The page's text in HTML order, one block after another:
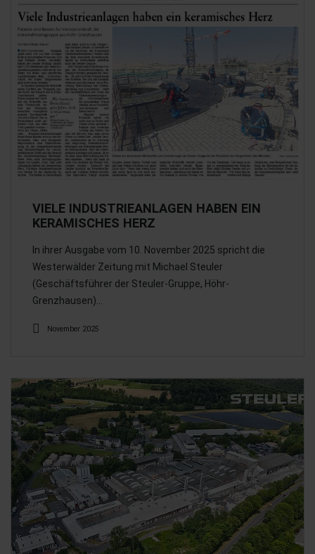
VIELE INDUSTRIEANLAGEN HABEN EIN
KERAMISCHES HERZ
In ihrer Ausgabe vom 10. November 2025 spricht die
Westerwälder Zeitung mit Michael Steuler
(Geschäftsführer der Steuler-Gruppe, Höhr-
Grenzhausen)…
November 2025